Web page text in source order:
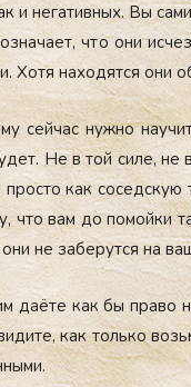
и не­гатив­ных. Вы
что они
Хо­тя на­ходят­ся они
сей­час нуж­но
Не в той си­ле, не
как
что вам до по­мой­ки
не за­берут­ся на
да­ёте как бы пра­во
как толь­ко